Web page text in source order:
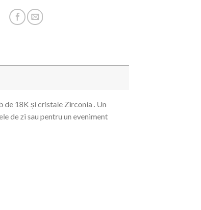
de 18K și cristale Zirconia . Un
de zi sau pentru un eveniment